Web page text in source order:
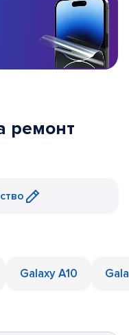
ремонт
Galaxy A10